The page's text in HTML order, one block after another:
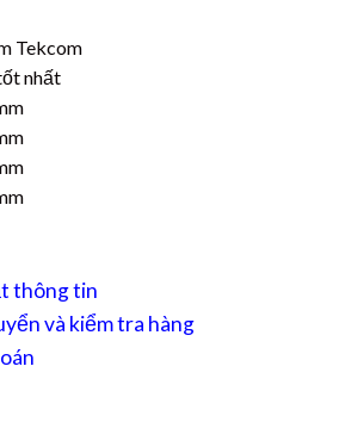
Tekcom
nhất
thông tin
và kiểm tra hàng